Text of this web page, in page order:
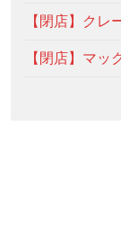
【閉店】クレ
【閉店】マッ